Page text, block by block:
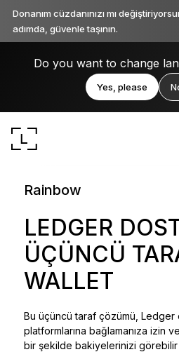
Donanım cüzdanınızı mı
adımda, güvenle taşının.
Do you want to change
Yes, please
Ledger Stax
Ledger Flex
Yeni standart
Rainbow
LEDGER
ÜÇÜNCÜ
WALLET
Bu üçüncü taraf çözümü, Ledger
platformlarına bağlamanıza izin
bir şekilde bakiyelerinizi görebilir